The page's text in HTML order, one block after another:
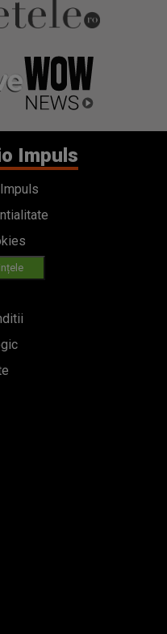
Impuls